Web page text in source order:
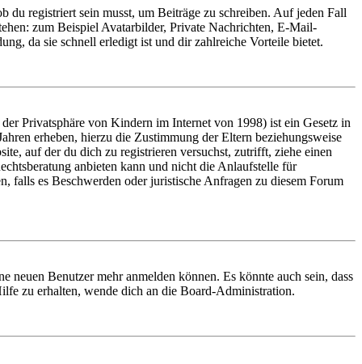
registriert sein musst, um Beiträge zu schreiben. Auf jeden Fall
zum Beispiel Avatarbilder, Private Nachrichten, E-Mail-
da sie schnell erledigt ist und dir zahlreiche Vorteile bietet.
Privatsphäre von Kindern im Internet von 1998) ist ein Gesetz in
erheben, hierzu die Zustimmung der Eltern beziehungsweise
auf der du dich zu registrieren versuchst, zutrifft, ziehe einen
anbieten kann und nicht die Anlaufstelle für
falls es Beschwerden oder juristische Anfragen zu diesem Forum
neuen Benutzer mehr anmelden können. Es könnte auch sein, dass
zu erhalten, wende dich an die Board-Administration.